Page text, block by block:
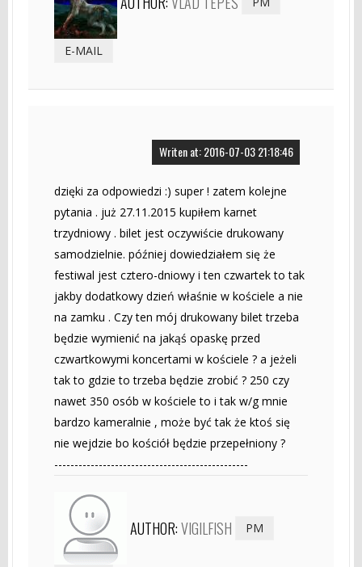
E-MAIL
Writen at: 2016-07-03 21:18:46
dzięki za odpowiedzi :) super ! zatem kolejne
pytania . już 27.11.2015 kupiłem karnet
trzydniowy . bilet jest oczywiście drukowany
samodzielnie. później dowiedziałem się że
festiwal jest cztero-dniowy i ten czwartek to tak
jakby dodatkowy dzień właśnie w kościele a nie
na zamku . Czy ten mój drukowany bilet trzeba
będzie wymienić na jakąś opaskę przed
czwartkowymi koncertami w kościele ? a jeżeli
tak to gdzie to trzeba będzie zrobić ? 250 czy
nawet 350 osób w kościele to i tak w/g mnie
bardzo kameralnie , może być tak że ktoś się
nie wejdzie bo kościół będzie przepełniony ?
------------------------------------------------
AUTHOR:VIGILFISH PM